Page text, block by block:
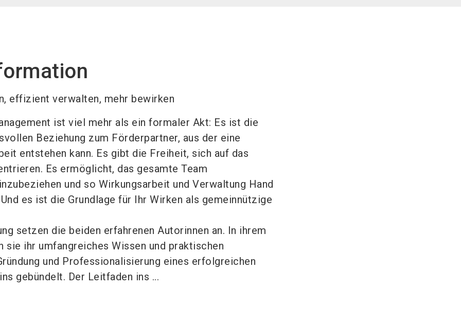
effizient verwalten, mehr bewirken
ist viel mehr als ein formaler Akt: Es ist die
Beziehung zum Förderpartner, aus der eine
entstehen kann. Es gibt die Freiheit, sich auf das
Es ermöglicht, das gesamte Team
und so Wirkungsarbeit und Verwaltung Hand
es ist die Grundlage für Ihr Wirken als gemeinnützige
setzen die beiden erfahrenen Autorinnen an. In ihrem
sie ihr umfangreiches Wissen und praktischen
und Professionalisierung eines erfolgreichen
gebündelt. Der Leitfaden ins ...